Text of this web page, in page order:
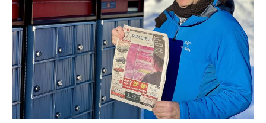
de
principe
à
Postes
Canada